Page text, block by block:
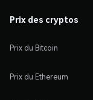
Prix des cryptos
Prix du Bitcoin
Prix du Ethereum